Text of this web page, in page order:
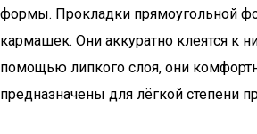
формы. Прокладки прямоугольной
кармашек. Они аккуратно клеятся к
помощью липкого слоя, они
предназначены для лёгкой степени